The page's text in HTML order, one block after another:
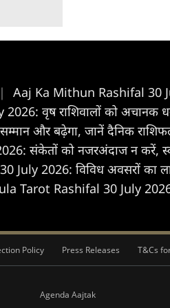
Aaj Ka Mithun Rashifal 30
वृष राशिवालों को अचानक
और बढ़ेगा, जानें दैनिक
संकेतों को नजरअंदाज न करें,
July 2026: विविध अवसरों का
Tarot Rashifal 30 July
Policy Press Releases T&Cs
Agenda Aajtak